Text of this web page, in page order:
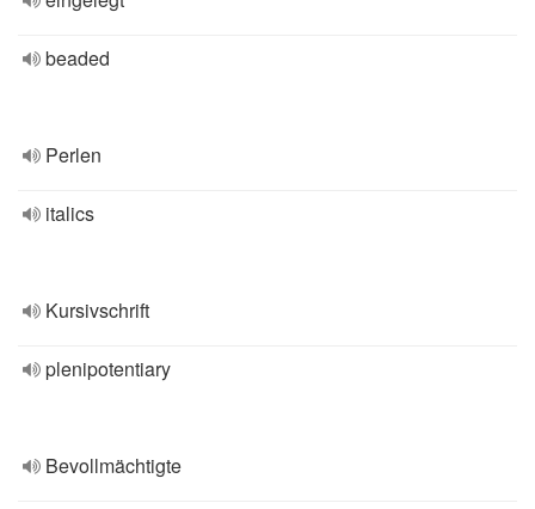
beaded
Perlen
italics
Kursivschrift
plenipotentiary
Bevollmächtigte